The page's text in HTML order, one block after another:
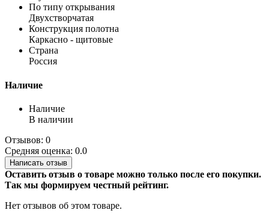
По типу открывания
Двухстворчатая
Конструкция полотна
Каркасно - щитовые
Страна
Россия
Наличие
Наличие
В наличии
Отзывов: 0
Средняя оценка: 0.0
Написать отзыв
Оставить отзыв о товаре можно только после его покупки.
Так мы формируем честный рейтинг.
Нет отзывов об этом товаре.